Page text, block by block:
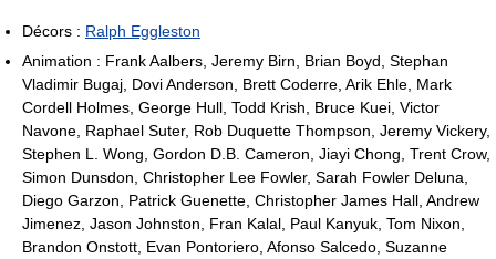
Décors : Ralph Eggleston
Animation : Frank Aalbers, Jeremy Birn, Brian Boyd, Stephan
Vladimir Bugaj, Dovi Anderson, Brett Coderre, Arik Ehle, Mark
Cordell Holmes, George Hull, Todd Krish, Bruce Kuei, Victor
Navone, Raphael Suter, Rob Duquette Thompson, Jeremy Vickery,
Stephen L. Wong, Gordon D.B. Cameron, Jiayi Chong, Trent Crow,
Simon Dunsdon, Christopher Lee Fowler, Sarah Fowler Deluna,
Diego Garzon, Patrick Guenette, Christopher James Hall, Andrew
Jimenez, Jason Johnston, Fran Kalal, Paul Kanyuk, Tom Nixon,
Brandon Onstott, Evan Pontoriero, Afonso Salcedo, Suzanne